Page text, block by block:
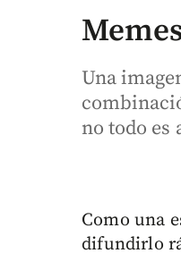
Una
no todo es
Como una
difundirlo